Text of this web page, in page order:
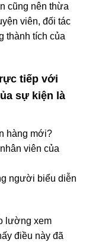
cũng nên thừa
viên, đối tác
thành tích của
tiếp với
sự kiện là
hàng mới?
viên của
người biểu diễn
lường xem
điều này đã